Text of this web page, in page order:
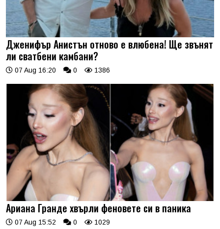
Дженифър Анистън отново е влюбена! Ще звънят
ли сватбени камбани?
07 Aug 16:20 0 1386
Ариана Гранде хвърли феновете си в паника
07 Aug 15:52 0 1029